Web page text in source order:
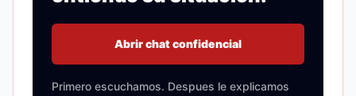
Abrir chat confidencial
Primero escuchamos. Despues le explicamos